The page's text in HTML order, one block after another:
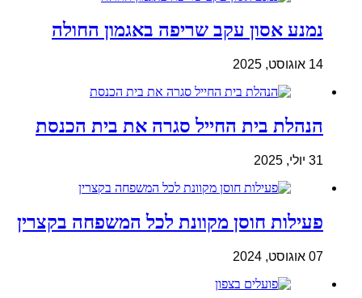
נמנע אסון עקב שריפה באגמון החולה
14 אוגוסט, 2025
הנהלת בית החייל סגרה את בית הכנסת
31 יולי, 2025
פעילות חוסן מקוונת לכל המשפחה בקצרין
07 אוגוסט, 2024